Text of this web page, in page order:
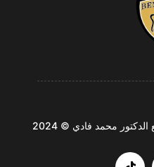
محمد فادي © 2024